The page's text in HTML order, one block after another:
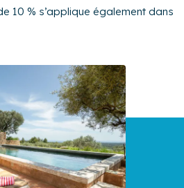
10 % s’applique également dans